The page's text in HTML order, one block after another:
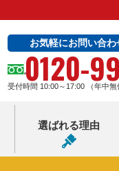
お気軽にお問い合わ
0120-
受付時間 10:00～17:00 （年中無
選ばれる理由